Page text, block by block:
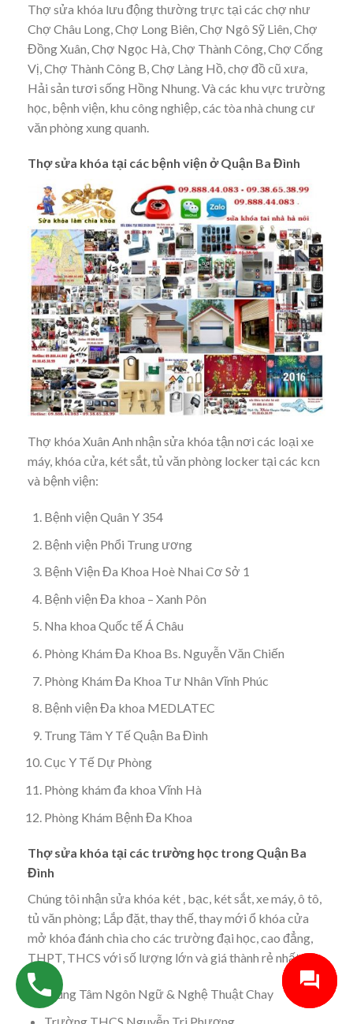
Thợ sửa khóa lưu động thường trực tại các chợ như
Chợ Châu Long, Chợ Long Biên, Chợ Ngô Sỹ Liên, Chợ
Đồng Xuân, Chợ Ngọc Hà, Chợ Thành Công, Chợ Cống
Vị, Chợ Thành Công B, Chợ Làng Hồ, chợ đồ cũ xưa,
Hải sản tươi sống Hồng Nhung. Và các khu vực trường
học, bệnh viện, khu công nghiệp, các tòa nhà chung cư
văn phòng xung quanh.
Thợ sửa khóa tại các bệnh viện ở Quận Ba Đình
Thợ khóa Xuân Anh nhận sửa khóa tận nơi các loại xe
máy, khóa cửa, két sắt, tủ văn phòng locker tại các kcn
và bệnh viện:
Bệnh viện Quân Y 354
Bệnh viện Phổi Trung ương
Bệnh Viện Đa Khoa Hoè Nhai Cơ Sở 1
Bệnh viện Đa khoa – Xanh Pôn
Nha khoa Quốc tế Á Châu
Phòng Khám Đa Khoa Bs. Nguyễn Văn Chiến
Phòng Khám Đa Khoa Tư Nhân Vĩnh Phúc
Bệnh viện Đa khoa MEDLATEC
Trung Tâm Y Tế Quận Ba Đình
Cục Y Tế Dự Phòng
Phòng khám đa khoa Vĩnh Hà
Phòng Khám Bệnh Đa Khoa
Thợ sửa khóa tại các trường học trong Quận Ba
Đình
Chúng tôi nhận sửa khóa két , bạc, két sắt, xe máy, ô tô,
tủ văn phòng; Lắp đặt, thay thế, thay mới ổ khóa cửa
mở khóa đánh chìa cho các trường đại học, cao đẳng,
THPT, THCS với số lượng lớn và giá thành rẻ nhất:
Trung Tâm Ngôn Ngữ & Nghệ Thuật Chay